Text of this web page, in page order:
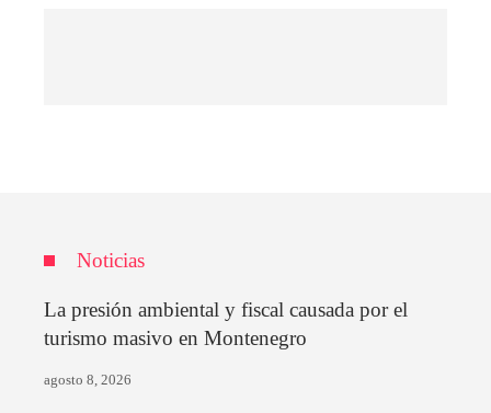
Noticias
La presión ambiental y fiscal causada por el
turismo masivo en Montenegro
agosto 8, 2026